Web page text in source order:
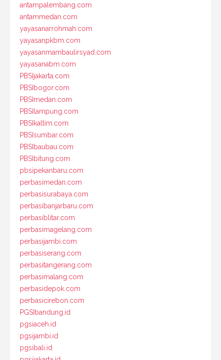
antampalembang.com
antammedan.com
yayasanarrohmah.com
yayasanpkbm.com
yayasanmambaulirsyad.com
yayasanabm.com
PBSIjakarta.com
PBSIbogor.com
PBSImedan.com
PBSIlampung.com
PBSIkaltim.com
PBSIsumbar.com
PBSIbaubau.com
PBSIbitung.com
pbsipekanbaru.com
perbasimedan.com
perbasisurabaya.com
perbasibanjarbaru.com
perbasiblitar.com
perbasimagelang.com
perbasijambi.com
perbasiserang.com
perbasitangerang.com
perbasimalang.com
perbasidepok.com
perbasicirebon.com
PGSIbandung.id
pgsiaceh.id
pgsijambi.id
pgsibali.id